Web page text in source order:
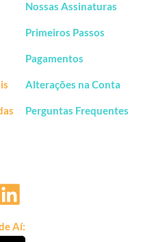
Aí:
Nossas Assinaturas
Primeiros Passos
Pagamentos
Alterações na Conta
Perguntas Frequentes